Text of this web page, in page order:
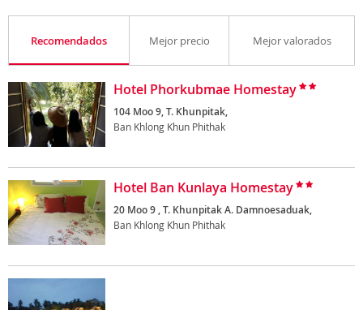
Recomendados Mejor precio Mejor valorados
Hotel Phorkubmae Homestay
104 Moo 9, T. Khunpitak,
Ban Khlong Khun Phithak
Hotel Ban Kunlaya Homestay
20 Moo 9 , T. Khunpitak A. Damnoesaduak,
Ban Khlong Khun Phithak